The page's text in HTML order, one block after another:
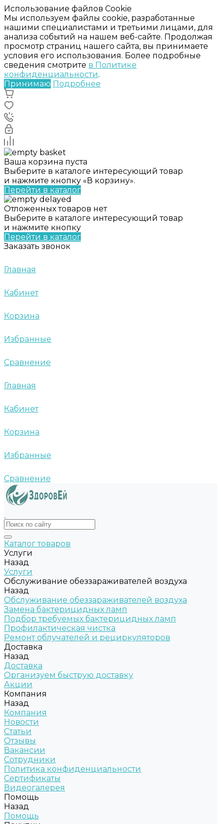
Использование файлов Cookie
Мы используем файлы cookie, разработанные
нашими специалистами и третьими лицами, для
анализа событий на нашем веб-сайте. Продолжая
просмотр страниц нашего сайта, вы принимаете
условия его использования. Более подробные
сведения смотрите в Политике
конфиденциальности.
Принимаю Подробнее
Ваша корзина пуста
Выберите в каталоге интересующий товар
и нажмите кнопку «В корзину».
Перейти в каталог
Отложенных товаров нет
Выберите в каталоге интересующий товар
и нажмите кнопку
Перейти в каталог
Заказать звонок
Главная
Кабинет
Корзина
Избранные
Сравнение
Главная
Кабинет
Корзина
Избранные
Сравнение
Каталог товаров
Услуги
Назад
Услуги
Обслуживание обеззараживателей воздуха
Назад
Обслуживание обеззараживателей воздуха
Замена бактерицидных ламп
Подбор требуемых бактерицидных ламп
Профилактическая чистка
Ремонт облучателей и рециркуляторов
Доставка
Назад
Доставка
Организуем быструю доставку
Акции
Компания
Назад
Компания
Новости
Статьи
Отзывы
Вакансии
Сотрудники
Политика конфиденциальности
Сертификаты
Видеогалерея
Помощь
Назад
Помощь